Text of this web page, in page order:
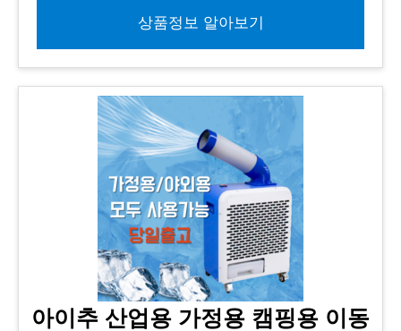
상품정보 알아보기
아이추 산업용 가정용 캠핑용 이동